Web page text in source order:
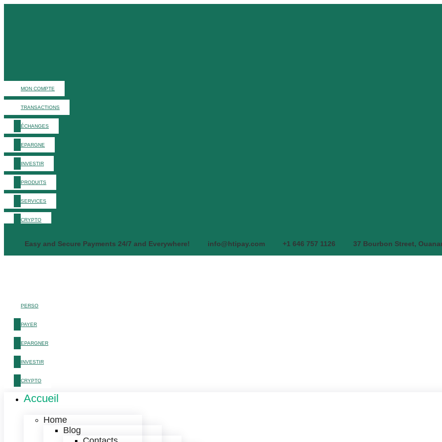
MON COMPTE
TRANSACTIONS
ÉCHANGES
EPARGNE
INVESTIR
PRODUITS
SERVICES
CRYPTO
Easy and Secure Payments 24/7 and Everywhere! info@htipay.com +1 646 757 1126 37 Bourbon Street,
PERSO
PAYER
EPARGNER
INVESTIR
CRYPTO
Accueil
Home
Blog